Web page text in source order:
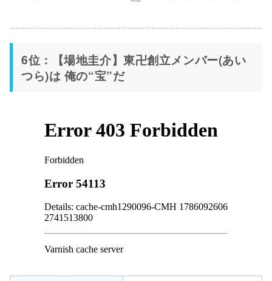
6位：【場地圭介】東卍創立メンバー(あい
つら)は 俺の“宝”だ